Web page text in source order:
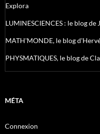
Explora
LUMINESCIENCES : le blog
MATH'MONDE, le blog
PHYSMATIQUES, le blog de
MÉTA
Connexion